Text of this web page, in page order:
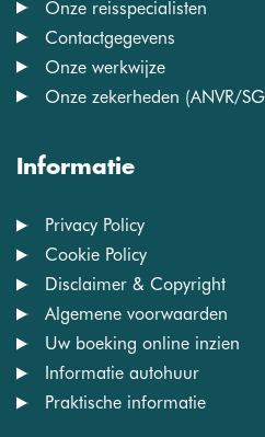
Onze reisspecialisten
Contactgegevens
Onze werkwijze
Onze zekerheden (ANVR/
Informatie
Privacy Policy
Cookie Policy
Disclaimer & Copyright
Algemene voorwaarden
Uw boeking online inzien
Informatie autohuur
Praktische informatie